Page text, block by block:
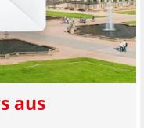
aus